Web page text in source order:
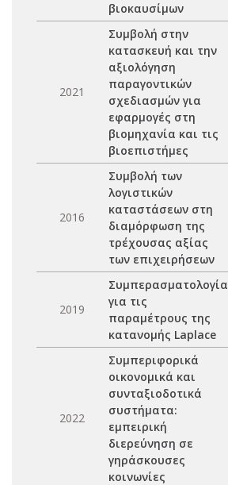
βιοκαυσίμων
2021
Συμβολή στην
κατασκευή και την
αξιολόγηση
παραγοντικών
σχεδιασμών για
εφαρμογές στη
βιομηχανία και τις
βιοεπιστήμες
2016
Συμβολή των
λογιστικών
καταστάσεων στη
διαμόρφωση της
τρέχουσας αξίας
των επιχειρήσεων
2019
Συμπερασματολογία
για τις
παραμέτρους της
κατανομής Laplace
2022
Συμπεριφορικά
οικονομικά και
συνταξιοδοτικά
συστήματα:
εμπειρική
διερεύνηση σε
γηράσκουσες
κοινωνίες